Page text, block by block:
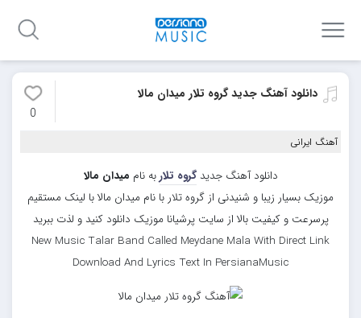
دانلود آهنگ جدید گروه تلار میدان مالا
0
آهنگ ایرانی
دانلود آهنگ جدیدگروه تلاربه نام میدان مالا
موزیک بسیار زیبا و شنیدنی از گروه تلار با نام میدان مالا با لینک مستقیم
پرسرعت و کیفیت بالا از سایت پرشیانا موزیک دانلود کنید و لذت ببرید
New Music Talar Band Called Meydane Mala With Direct Link
Download And Lyrics Text In PersianaMusic